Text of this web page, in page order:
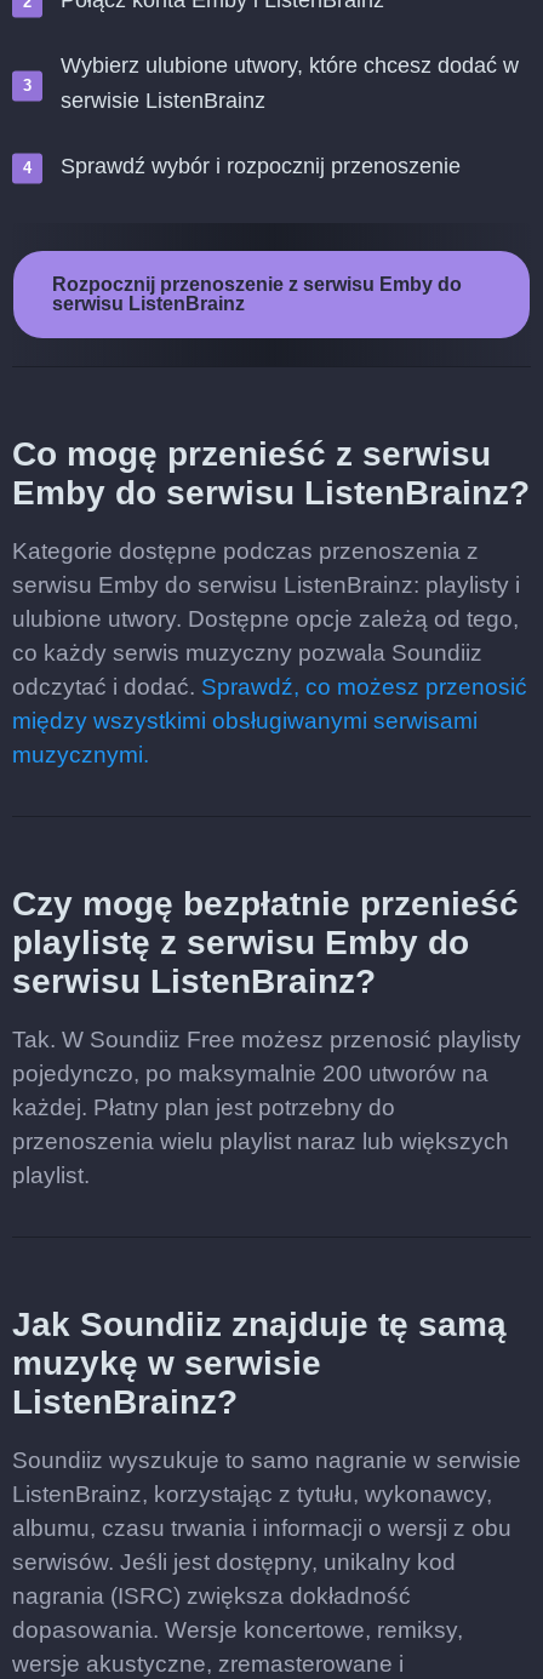
Wybierz ulubione utwory, które chcesz dodać w
serwisie ListenBrainz
Sprawdź wybór i rozpocznij przenoszenie
Rozpocznij przenoszenie z serwisu Emby do
serwisu ListenBrainz
Co mogę przenieść z serwisu
Emby do serwisu ListenBrainz?
Kategorie dostępne podczas przenoszenia z
serwisu Emby do serwisu ListenBrainz: playlisty i
ulubione utwory. Dostępne opcje zależą od tego,
co każdy serwis muzyczny pozwala Soundiiz
odczytać i dodać. Sprawdź, co możesz przenosić
między wszystkimi obsługiwanymi serwisami
muzycznymi.
Czy mogę bezpłatnie przenieść
playlistę z serwisu Emby do
serwisu ListenBrainz?
Tak. W Soundiiz Free możesz przenosić playlisty
pojedynczo, po maksymalnie 200 utworów na
każdej. Płatny plan jest potrzebny do
przenoszenia wielu playlist naraz lub większych
playlist.
Jak Soundiiz znajduje tę samą
muzykę w serwisie
ListenBrainz?
Soundiiz wyszukuje to samo nagranie w serwisie
ListenBrainz, korzystając z tytułu, wykonawcy,
albumu, czasu trwania i informacji o wersji z obu
serwisów. Jeśli jest dostępny, unikalny kod
nagrania (ISRC) zwiększa dokładność
dopasowania. Wersje koncertowe, remiksy,
wersje akustyczne, zremasterowane i